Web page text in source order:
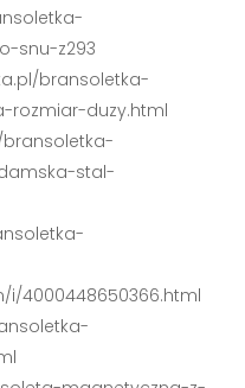
snu-z293
bransoletka-
rozmiar-duzy.html
stal-
i/4000448650366.html